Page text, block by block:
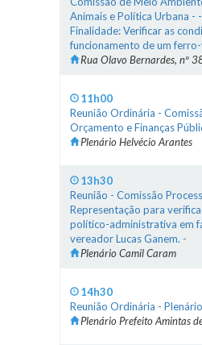
Animais e Política Urbana -
Finalidade: Verificar as
funcionamento de um ferro-
Rua Olavo Bernardes, nº
11h00
Reunião Ordinária -
Orçamento e Finanças
Plenário Helvécio Arantes
13h30
Reunião - Comissão
Representação para
político-administrativa em
vereador Lucas Ganem. -
Plenário Camil Caram
14h30
Reunião Ordinária -
Plenário Prefeito Amintas